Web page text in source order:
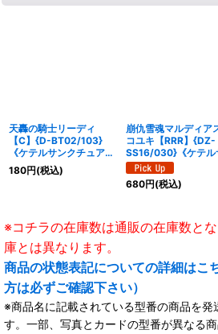
天轟の騎士リーディ
【C】{D-BT02/103}
《ケテルサンクチュア
リ》
180円(税込)
崩仇雪魂マルディア
コユキ【RRR】{DZ-
SS16/030}《ケテル
ンクチュアリ/ドラゴ
エンパイア》
680円(税込)
※コチラの在庫数は通販の在庫数と
庫とは異なります。
商品の状態表記についての詳細はこ
方は必ずご確認下さい）
※商品名に記載されている型番の商品を発
す。一部、写真とカードの型番が異なる